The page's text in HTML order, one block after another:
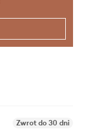
Zwrot do 30 dni